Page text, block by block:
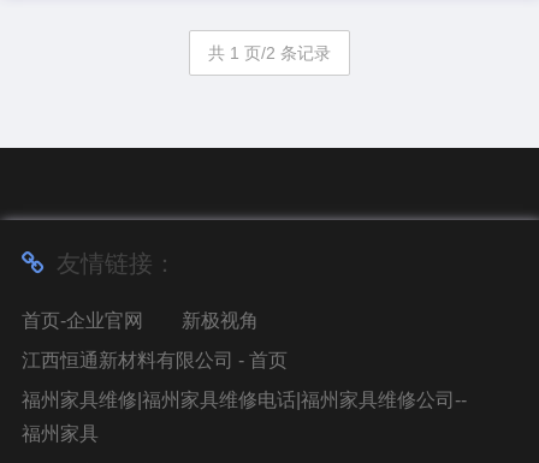
影响力的新引擎。 无线营销云
通...
共 1 页/2 条记录
友情链接：
首页-企业官网
新极视角
江西恒通新材料有限公司 - 首页
福州家具维修|福州家具维修电话|福州家具维修公司--
福州家具